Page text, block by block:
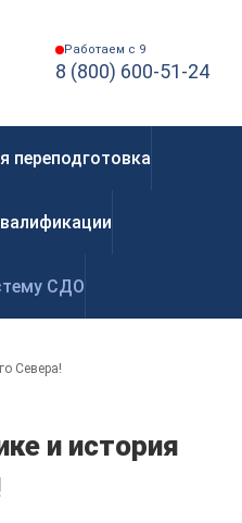
Работаем с 9
8 (800) 600-51-24
переподготовка
СДО
Севера!
и история